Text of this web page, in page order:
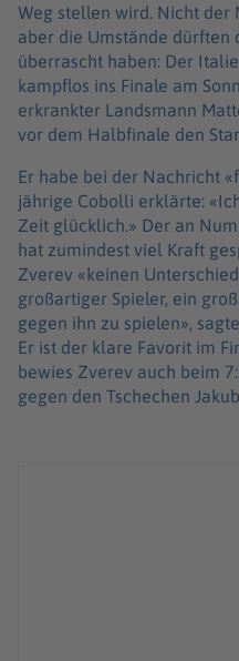
Weg stellen wird. Nicht der
aber die Umstände dürften
überrascht haben: Der
kampflos ins Finale am
erkrankter Landsmann
vor dem Halbfinale den
Er habe bei der Nachricht
jährige Cobolli erklärte:
Zeit glücklich.» Der an
hat zumindest viel Kraft
Zverev «keinen
großartiger Spieler, ein
gegen ihn zu spielen»,
Er ist der klare Favorit im
bewies Zverev auch beim
gegen den Tschechen